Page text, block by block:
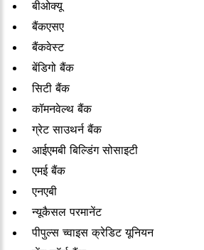
बीओक्यू
बैंकएसए
बैंकवेस्ट
बेंडिगो बैंक
सिटी बैंक
कॉमनवेल्थ बैंक
ग्रेट साउथर्न बैंक
आईएमबी बिल्डिंग सोसाइटी
एमई बैंक
एनएबी
न्यूकैसल परमानेंट
पीपुल्स च्वाइस क्रेडिट यूनियन